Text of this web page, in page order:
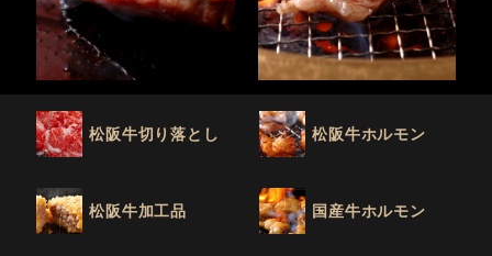
松阪牛切り落とし 松阪牛ホルモン
松阪牛加工品 国産牛ホルモン